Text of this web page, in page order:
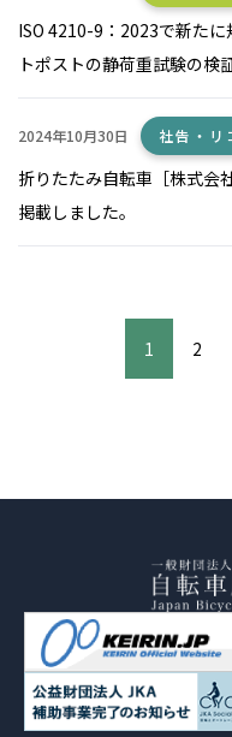
ISO 4210-9：2023で新た
トポストの静荷重試験の検
2024年10月30日 社告・リ
折りたたみ自転車［株式会
掲載しました。
1 2